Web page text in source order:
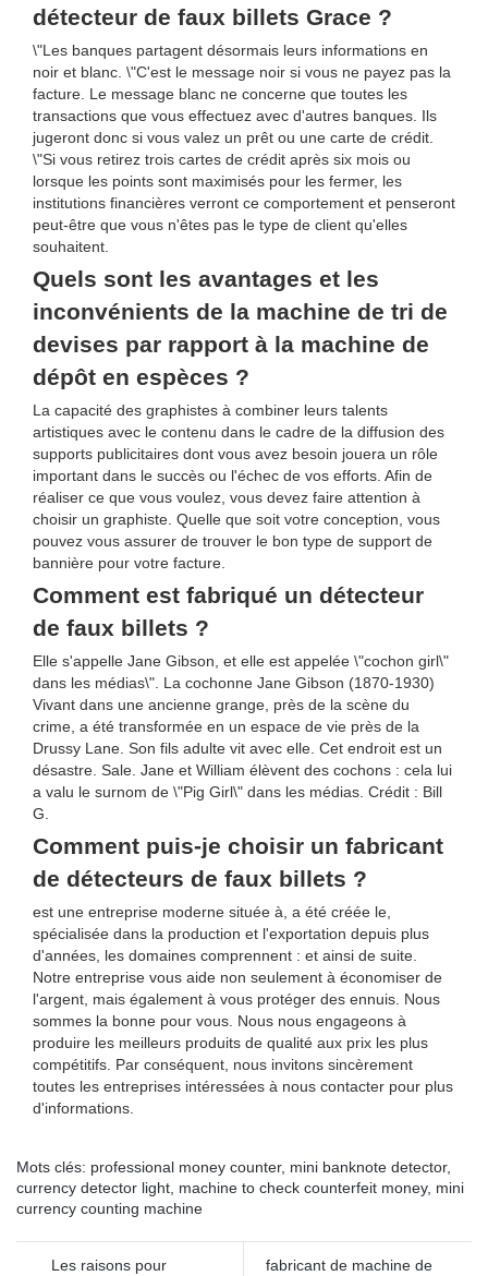
détecteur de faux billets Grace ?
\"Les banques partagent désormais leurs informations en
noir et blanc. \"C'est le message noir si vous ne payez pas la
facture. Le message blanc ne concerne que toutes les
transactions que vous effectuez avec d'autres banques. Ils
jugeront donc si vous valez un prêt ou une carte de crédit.
\"Si vous retirez trois cartes de crédit après six mois ou
lorsque les points sont maximisés pour les fermer, les
institutions financières verront ce comportement et penseront
peut-être que vous n'êtes pas le type de client qu'elles
souhaitent.
Quels sont les avantages et les
inconvénients de la machine de tri de
devises par rapport à la machine de
dépôt en espèces ?
La capacité des graphistes à combiner leurs talents
artistiques avec le contenu dans le cadre de la diffusion des
supports publicitaires dont vous avez besoin jouera un rôle
important dans le succès ou l'échec de vos efforts. Afin de
réaliser ce que vous voulez, vous devez faire attention à
choisir un graphiste. Quelle que soit votre conception, vous
pouvez vous assurer de trouver le bon type de support de
bannière pour votre facture.
Comment est fabriqué un détecteur
de faux billets ?
Elle s'appelle Jane Gibson, et elle est appelée \"cochon girl\"
dans les médias\". La cochonne Jane Gibson (1870-1930)
Vivant dans une ancienne grange, près de la scène du
crime, a été transformée en un espace de vie près de la
Drussy Lane. Son fils adulte vit avec elle. Cet endroit est un
désastre. Sale. Jane et William élèvent des cochons : cela lui
a valu le surnom de \"Pig Girl\" dans les médias. Crédit : Bill
G.
Comment puis-je choisir un fabricant
de détecteurs de faux billets ?
est une entreprise moderne située à, a été créée le,
spécialisée dans la production et l'exportation depuis plus
d'années, les domaines comprennent : et ainsi de suite.
Notre entreprise vous aide non seulement à économiser de
l'argent, mais également à vous protéger des ennuis. Nous
sommes la bonne pour vous. Nous nous engageons à
produire les meilleurs produits de qualité aux prix les plus
compétitifs. Par conséquent, nous invitons sincèrement
toutes les entreprises intéressées à nous contacter pour plus
d'informations.
Mots clés: professional money counter, mini banknote detector,
currency detector light machine to check counterfeit money, mini
currency counting machine
Les raisons pour
fabricant de machine de